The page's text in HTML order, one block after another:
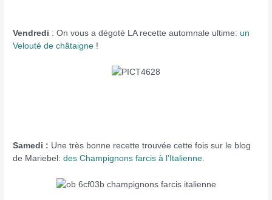
Vendredi : On vous a dégoté LA recette automnale ultime: un
Velouté de châtaigne !
Samedi : Une très bonne recette trouvée cette fois sur le blog
de Mariebel:des Champignons farcis à l’Italienne